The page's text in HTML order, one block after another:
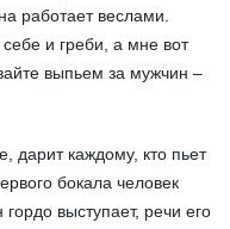
работает веслами.
и греби, а мне вот
выпьем за мужчин –
дарит каждому, кто пьет
бокала человек
выступает, речи его